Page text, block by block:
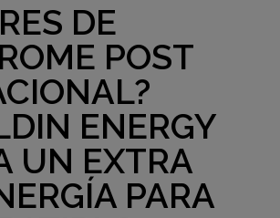
DE
POST
ENERGY
UN EXTRA
PARA